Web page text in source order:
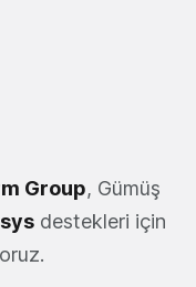
Group, Gümüş
destekleri için